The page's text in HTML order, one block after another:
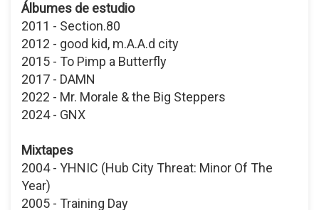
Álbumes de estudio
2011 - Section.80
2012 - good kid, m.A.A.d city
2015 - To Pimp a Butterfly
2017 - DAMN
2022 - Mr. Morale & the Big Steppers
2024 - GNX
Mixtapes
2004 - YHNIC (Hub City Threat: Minor Of The
Year)
2005 - Training Day